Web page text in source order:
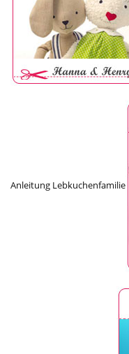
Anleitung Lebkuchenfamilie